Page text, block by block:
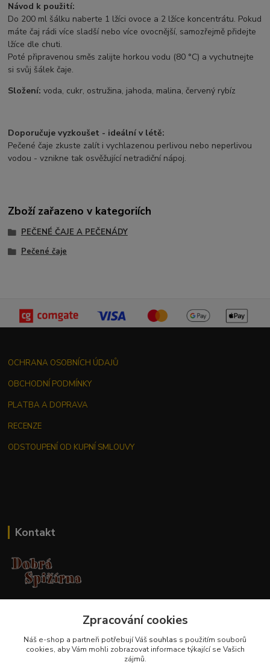
Návod k použití:
Do 200 ml šálku naberte 1 lžíci ovoce a 2 lžíce koncentrátu. Pokud
máte čaj rádi více sladší nebo více ovocnější, samozřejmě přidejte
lžíce dle chuti.
Poté připravenou směs zalijte horkou vodu (80 °C) a vychutnejte
si svůj šálek čaje.
Složení:voda, cukr, ostružina, jahoda, malina, červený rybíz
Doporučuje vyzkoušet - ideální v létě:
Pečené čaje zkuste zalít i vychlazenou perlivou nebo neperlivou
vodou - vznikne tak osvěžující netradiční nápoj.
Zboží zařazeno v kategoriích
PEČENÉ ČAJE A PEČENÁDY
Pečené čaje
OCHRANA OSOBNÍCH ÚDAJŮ
OBCHODNÍ PODMÍNKY
PLATBA A DOPRAVA
RECENZE
ODSTOUPENÍ OD KUPNÍ SMLOUVY
Kontakt
+420 737 551 994
obchod@dobraspizirna.cz
Zpracování cookies
Náš e-shop a partneři potřebují Váš souhlas s použitím souborů
cookies, aby Vám mohli zobrazovat informace týkající se Vašich
zájmů.